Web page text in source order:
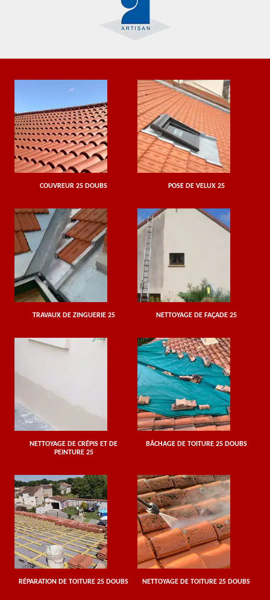
COUVREUR 25 DOUBS POSE DE VELUX 25
TRAVAUX DE ZINGUERIE 25 NETTOYAGE DE FAÇADE 25
NETTOYAGE DE CRÉPIS ET DE
PEINTURE 25
BÂCHAGE DE TOITURE 25 DOUBS
RÉPARATION DE TOITURE 25 DOUBS NETTOYAGE DE TOITURE 25 DOUBS